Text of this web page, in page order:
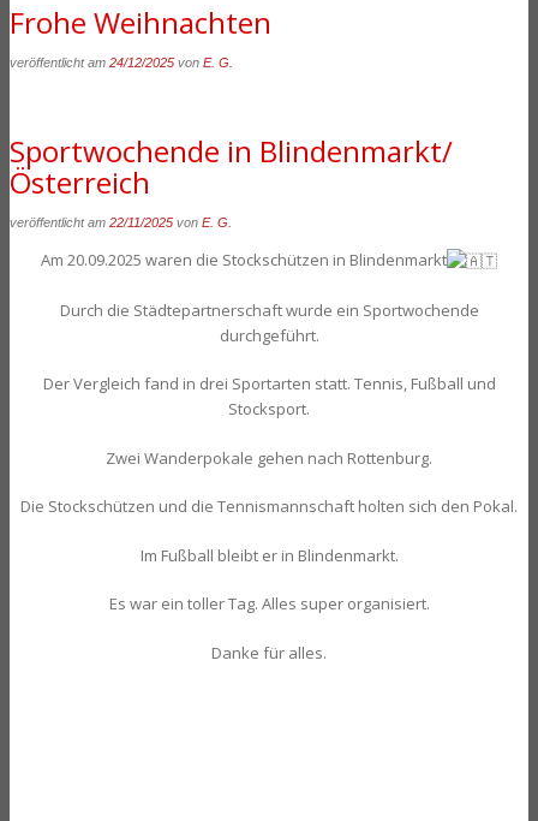
Frohe Weihnachten
veröffentlicht am 24/12/2025 von E. G.
Sportwochende in Blindenmarkt/
Österreich
veröffentlicht am 22/11/2025 von E. G.
Am 20.09.2025 waren die Stockschützen in Blindenmarkt
Durch die Städtepartnerschaft wurde ein Sportwochende
durchgeführt.
Der Vergleich fand in drei Sportarten statt. Tennis, Fußball und
Stocksport.
Zwei Wanderpokale gehen nach Rottenburg.
Die Stockschützen und die Tennismannschaft holten sich den Pokal.
Im Fußball bleibt er in Blindenmarkt.
Es war ein toller Tag. Alles super organisiert.
Danke für alles.